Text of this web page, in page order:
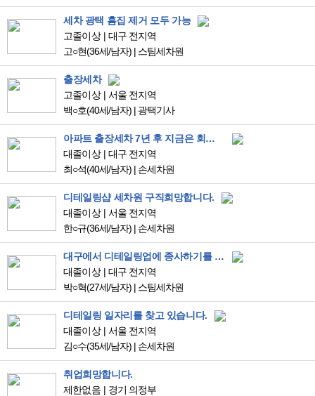
세차 광택 흠집 제거 모두 가능
고졸이상
대구 전지역
고○현(36세/남자) | 스팀세차원
출장세차
고졸이상
서울 전지역
백○호(40세/남자) | 광택기사
아파트 출장세차 7년 후 지금은 회사 다니며 취미로 디테일링을 즐기다 여기까지 왔습니다
대졸이상
대구 전지역
최○석(40세/남자) | 손세차원
디테일링샵 세차원 구직희망합니다.
대졸이상
서울 전지역
한○규(36세/남자) | 손세차원
대구에서 디테일링업에 종사하기를 희망합니다.
대졸이상
대구 전지역
박○혁(27세/남자) | 스팀세차원
디테일링 일자리를 찾고 있습니다.
대졸이상
서울 전지역
김○수(35세/남자) | 손세차원
취업희망합니다.
제한없음
경기 의정부